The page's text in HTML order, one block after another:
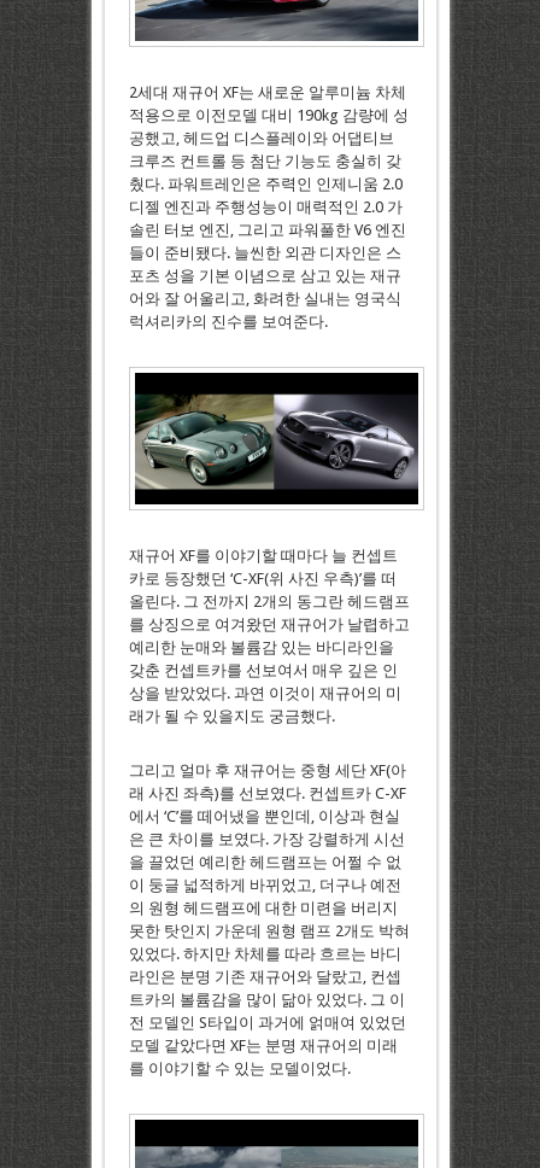
2세대 재규어 XF는 새로운 알루미늄 차체
적용으로 이전모델 대비 190kg 감량에 성
공했고, 헤드업 디스플레이와 어댑티브
크루즈 컨트롤 등 첨단 기능도 충실히 갖
췄다. 파워트레인은 주력인 인제니움 2.0
디젤 엔진과 주행성능이 매력적인 2.0 가
솔린 터보 엔진, 그리고 파워풀한 V6 엔진
들이 준비됐다. 늘씬한 외관 디자인은 스
포츠 성을 기본 이념으로 삼고 있는 재규
어와 잘 어울리고, 화려한 실내는 영국식
럭셔리카의 진수를 보여준다.
재규어 XF를 이야기할 때마다 늘 컨셉트
카로 등장했던 ‘C-XF(위 사진 우측)’를 떠
올린다. 그 전까지 2개의 동그란 헤드램프
를 상징으로 여겨왔던 재규어가 날렵하고
예리한 눈매와 볼륨감 있는 바디라인을
갖춘 컨셉트카를 선보여서 매우 깊은 인
상을 받았었다. 과연 이것이 재규어의 미
래가 될 수 있을지도 궁금했다.
그리고 얼마 후 재규어는 중형 세단 XF(아
래 사진 좌측)를 선보였다. 컨셉트카 C-XF
에서 ‘C’를 떼어냈을 뿐인데, 이상과 현실
은 큰 차이를 보였다. 가장 강렬하게 시선
을 끌었던 예리한 헤드램프는 어쩔 수 없
이 둥글 넓적하게 바뀌었고, 더구나 예전
의 원형 헤드램프에 대한 미련을 버리지
못한 탓인지 가운데 원형 램프 2개도 박혀
있었다. 하지만 차체를 따라 흐르는 바디
라인은 분명 기존 재규어와 달랐고, 컨셉
트카의 볼륨감을 많이 닮아 있었다. 그 이
전 모델인 S타입이 과거에 얽매여 있었던
모델 같았다면 XF는 분명 재규어의 미래
를 이야기할 수 있는 모델이었다.